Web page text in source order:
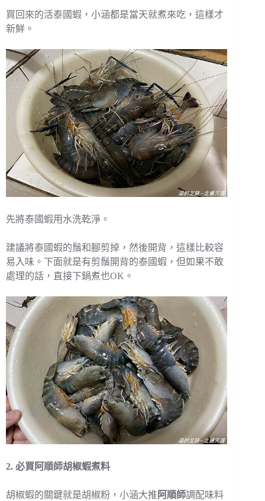
買回來的活泰國蝦，小涵都是當天就煮來吃，這樣才
新鮮。
先將泰國蝦用水洗乾淨。
建議將泰國蝦的鬚和腳剪掉，然後開背，這樣比較容
易入味。下面就是有剪鬚開背的泰國蝦，但如果不敢
處理的話，直接下鍋煮也OK。
2. 必買阿順師胡椒蝦煮料
胡椒蝦的關鍵就是胡椒粉，小涵大推 阿順師調配味料